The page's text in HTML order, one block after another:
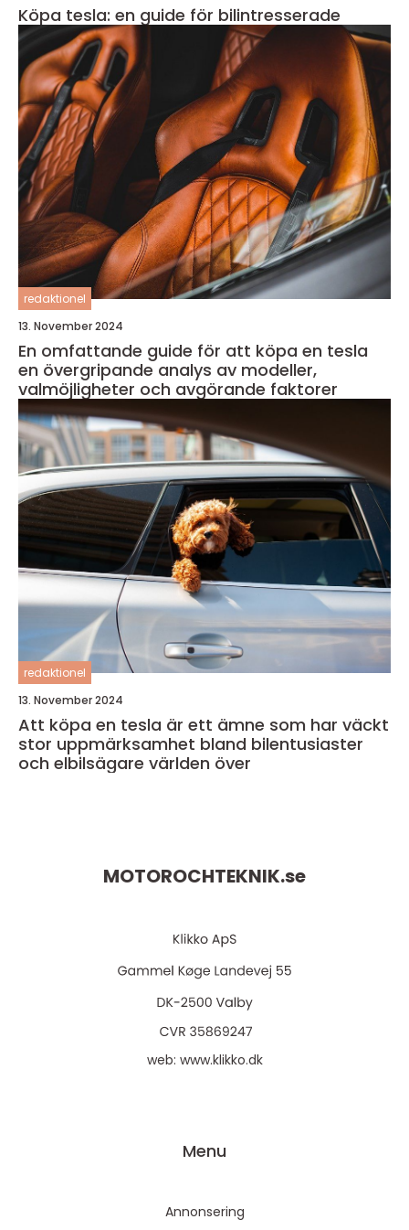
Köpa tesla: en guide för bilintresserade
redaktionel
13. November 2024
En omfattande guide för att köpa en tesla
en övergripande analys av modeller,
valmöjligheter och avgörande faktorer
redaktionel
13. November 2024
Att köpa en tesla är ett ämne som har väckt
stor uppmärksamhet bland bilentusiaster
och elbilsägare världen över
MOTOROCHTEKNIK.se
web: www.klikko.dk
Menu
Annonsering